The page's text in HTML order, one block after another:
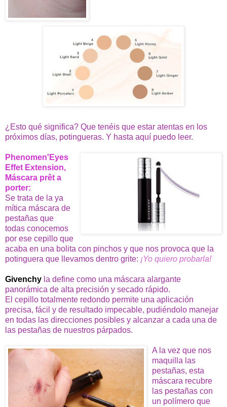
¿Esto qué significa? Que tenéis que estar atentas en los
próximos días, potingueras. Y hasta aquí puedo leer.
Phenomen'Eyes
Effet Extension,
Máscara prêt a
porter:
Se trata de la ya
mítica máscara de
pestañas que
todas conocemos
por ese cepillo que
acaba en una bolita con pinchos y que nos provoca que la
potinguera que llevamos dentro grite: ¡Yo quiero probarla!
Givenchy la define como una máscara alargante
panorámica de alta precisión y secado rápido.
El cepillo totalmente redondo permite una aplicación
precisa, fácil y de resultado impecable, pudiéndolo manejar
en todas las direcciones posibles y alcanzar a cada una de
las pestañas de nuestros párpados.
A la vez que nos
maquilla las
pestañas, esta
máscara recubre
las pestañas con
un polímero que